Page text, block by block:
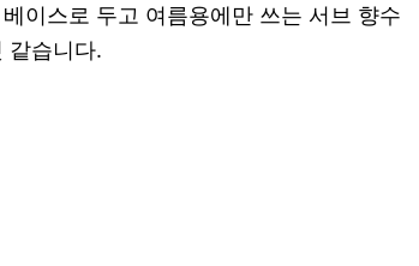
이스로 두고 여름용에만 쓰는 서브 향수
같습니다.